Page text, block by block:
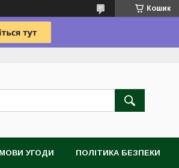
Кошик
УГОДИ ПОЛІТИКА БЕЗПЕКИ